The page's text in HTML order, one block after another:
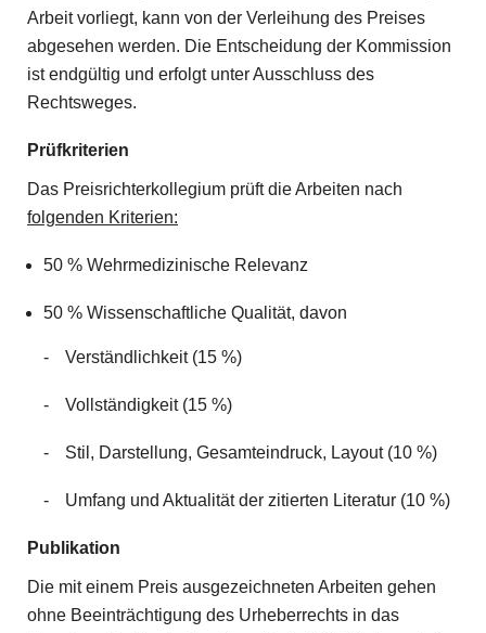
Arbeit vorliegt, kann von der Verleihung des Preises
abgesehen werden. Die Entscheidung der Kommission
ist endgültig und erfolgt unter Ausschluss des
Rechtsweges.
Prüfkriterien
Das Preisrichterkollegium prüft die Arbeiten nach
folgenden Kriterien:
50 % Wehrmedizinische Relevanz
50 % Wissenschaftliche Qualität, davon
Verständlichkeit (15 %)
Vollständigkeit (15 %)
Stil, Darstellung, Gesamteindruck, Layout (10 %)
Umfang und Aktualität der zitierten Literatur (10 %)
Publikation
Die mit einem Preis ausgezeichneten Arbeiten gehen
ohne Beeinträchtigung des Urheberrechts in das